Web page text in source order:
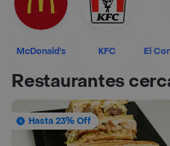
McDonald's KFC El
Restaurantes
Hasta 23% Off